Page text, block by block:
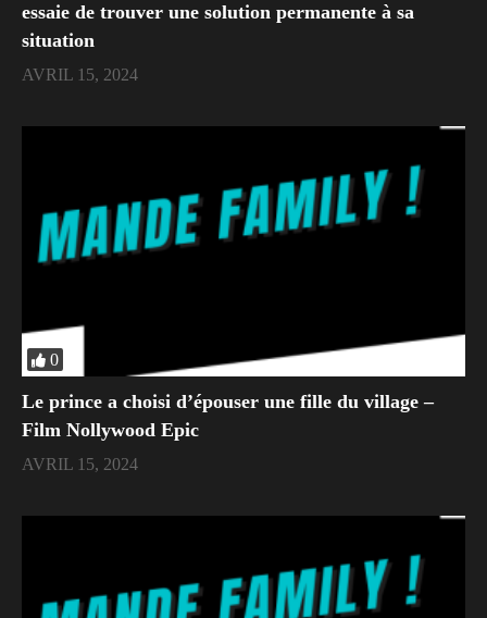
essaie de trouver une solution permanente à sa
situation
AVRIL 15, 2024
0
Le prince a choisi d’épouser une fille du village –
Film Nollywood Epic
AVRIL 15, 2024